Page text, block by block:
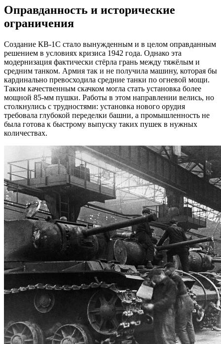
Оправданность и исторические
ограничения
Создание КВ-1С стало вынужденным и в целом оправданным
решением в условиях кризиса 1942 года. Однако эта
модернизация фактически стёрла грань между тяжёлым и
средним танком. Армия так и не получила машину, которая бы
кардинально превосходила средние танки по огневой мощи.
Таким качественным скачком могла стать установка более
мощной 85-мм пушки. Работы в этом направлении велись, но
столкнулись с трудностями: установка нового орудия
требовала глубокой переделки башни, а промышленность не
была готова к быстрому выпуску таких пушек в нужных
количествах.